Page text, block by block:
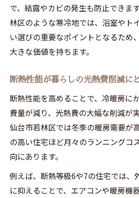
で、結露やカビの発生も防止できま
林区のような寒冷地では、浴室やト
い選びの重要なポイントとなるため
大きな価値を持ちます。
断熱性能が暮らしの光熱費削減に
断熱性能を高めることで、冷暖房に
費量が減り、光熱費の大幅な削減が
仙台市若林区では冬季の暖房需要が
の高い住宅ほど月々のランニングコ
向にあります。
例えば、断熱等級6や7の住宅では、
に抑えることで、エアコンや暖房機